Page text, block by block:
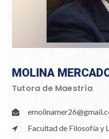
MOLINA
Tutora de Maestría
Facultad de Filosofía y